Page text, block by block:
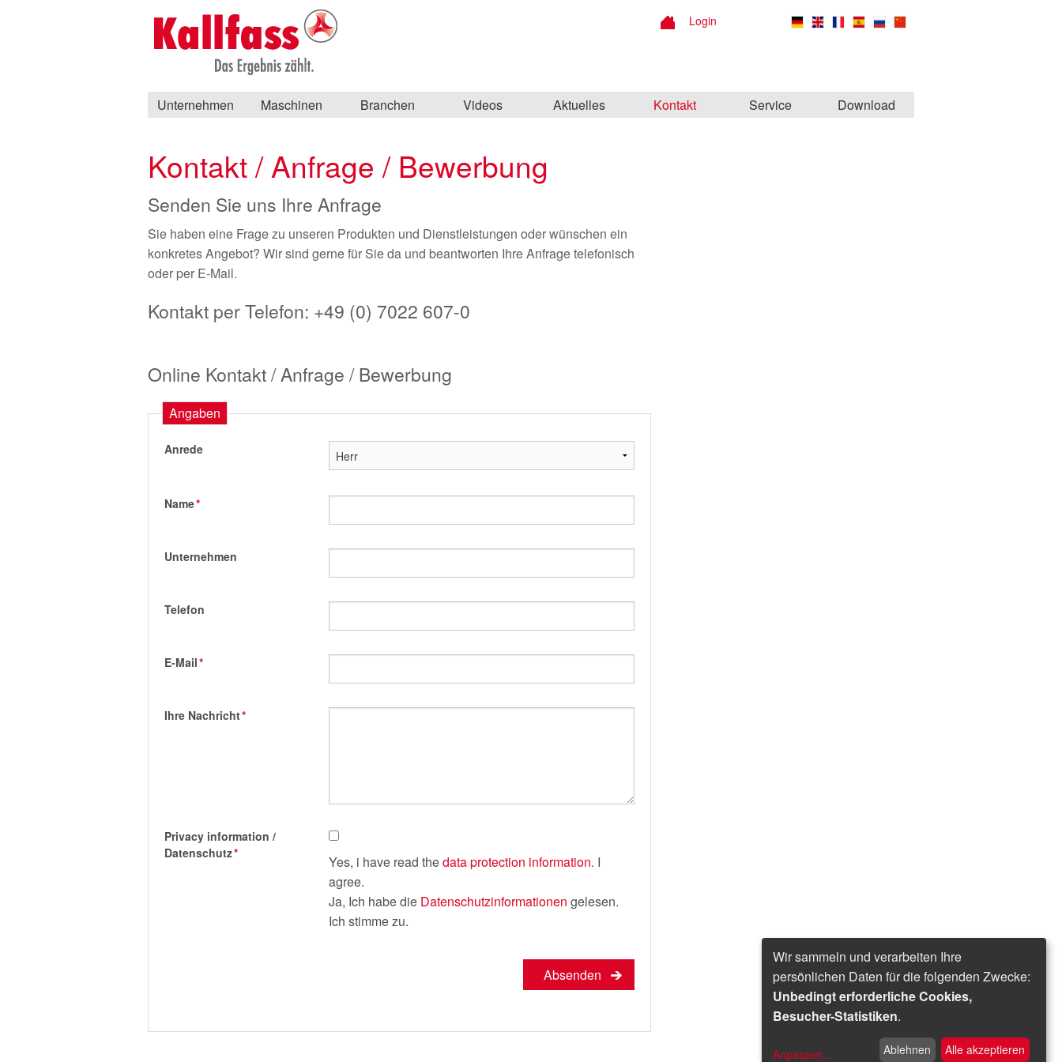
Login
Unternehmen Maschinen Branchen Videos Aktuelles Kontakt Service Download
Kontakt / Anfrage / Bewerbung
Senden Sie uns Ihre Anfrage
Sie haben eine Frage zu unseren Produkten und Dienstleistungen oder wünschen ein
konkretes Angebot? Wir sind gerne für Sie da und beantworten Ihre Anfrage telefonisch
oder per E-Mail.
Kontakt per Telefon: +49 (0) 7022 607-0
Online Kontakt / Anfrage / Bewerbung
Angaben
Anrede
Name*
Unternehmen
Telefon
E-Mail*
Ihre Nachricht*
Privacy information /
Datenschutz* Yes, i have read thedata protection information. I
agree.
Ja, Ich habe die Datenschutzinformationen gelesen.
Ich stimme zu.
Wir sammeln und verarbeiten Ihre
persönlichen Daten für die folgenden Zwecke:
Unbedingt erforderliche Cookies,
Besucher-Statistiken.
Anpassen... Ablehnen Alle akzeptieren